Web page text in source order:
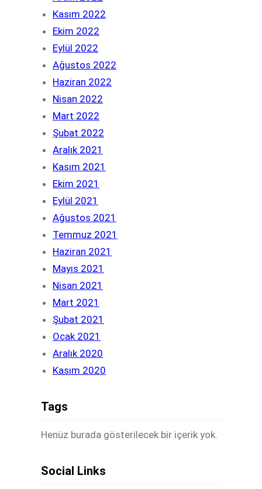
Kasım 2022
Ekim 2022
Eylül 2022
Ağustos 2022
Haziran 2022
Nisan 2022
Mart 2022
Şubat 2022
Aralık 2021
Kasım 2021
Ekim 2021
Eylül 2021
Ağustos 2021
Temmuz 2021
Haziran 2021
Mayıs 2021
Nisan 2021
Mart 2021
Şubat 2021
Ocak 2021
Aralık 2020
Kasım 2020
Tags
Henüz burada gösterilecek bir içerik yok.
Social Links